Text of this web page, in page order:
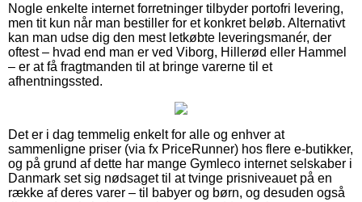
Nogle enkelte internet forretninger tilbyder portofri levering,
men tit kun når man bestiller for et konkret beløb. Alternativt
kan man udse dig den mest letkøbte leveringsmanér, der
oftest – hvad end man er ved Viborg, Hillerød eller Hammel
– er at få fragtmanden til at bringe varerne til et
afhentningssted.
Det er i dag temmelig enkelt for alle og enhver at
sammenligne priser (via fx PriceRunner) hos flere e-butikker,
og på grund af dette har mange Gymleco internet selskaber i
Danmark set sig nødsaget til at tvinge prisniveauet på en
række af deres varer – til babyer og børn, og desuden også